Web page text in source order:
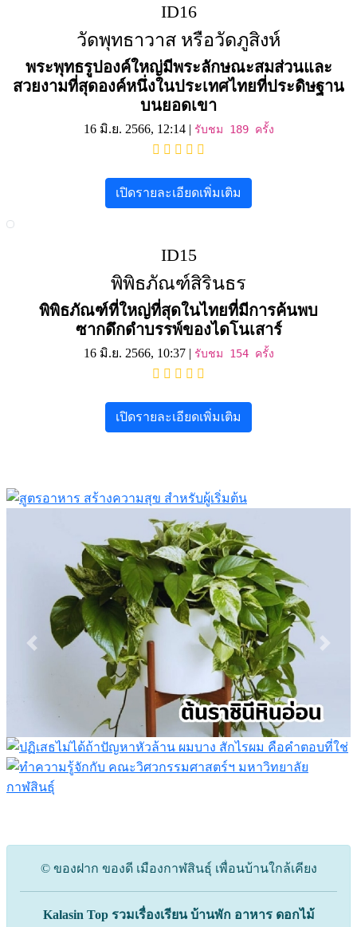
ID16
วัดพุทธาวาส หรือวัดภูสิงห์
พระพุทธรูปองค์ใหญ่มีพระลักษณะสมส่วนและ
สวยงามที่สุดองค์หนึ่งในประเทศไทยที่ประดิษฐาน
บนยอดเขา
16 มิ.ย. 2566, 12:14 | รับชม 189 ครั้ง
เปิดรายละเอียดเพิ่มเติม
ID15
พิพิธภัณฑ์สิรินธร
พิพิธภัณฑ์ที่ใหญ่ที่สุดในไทยที่มีการค้นพบ
ซากดึกดำบรรพ์ของไดโนเสาร์
16 มิ.ย. 2566, 10:37 | รับชม 154 ครั้ง
เปิดรายละเอียดเพิ่มเติม
© ของฝาก ของดี เมืองกาฬสินธุ์ เพื่อนบ้านใกล้เคียง
Kalasin Top รวมเรื่องเรียน บ้านพัก อาหาร ดอกไม้